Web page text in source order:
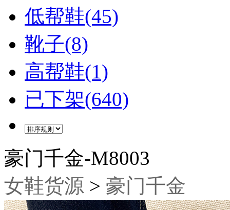
低帮鞋(45)
靴子(8)
高帮鞋(1)
已下架(640)
豪门千金-M8003
女鞋货源 > 豪门千金